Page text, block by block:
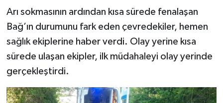
Arı sokmasının ardından kısa sürede fenalaşan
Bağ’ın durumunu fark eden çevredekiler, hemen
sağlık ekiplerine haber verdi. Olay yerine kısa
sürede ulaşan ekipler, ilk müdahaleyi olay yerinde
gerçekleştirdi.
Karadeniz Haberleri
Ulusal Haberler
Teknoloji Haberleri